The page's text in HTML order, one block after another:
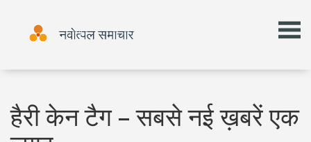
हैरी केन टैग – सबसे नई ख़बरें एक